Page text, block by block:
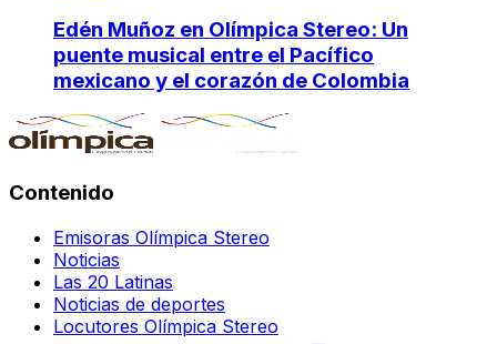
Edén Muñoz en Olímpica Stereo: Un
puente musical entre el Pacífico
mexicano y el corazón de Colombia
Contenido
Emisoras Olímpica Stereo
Noticias
Las 20 Latinas
Noticias de deportes
Locutores Olímpica Stereo